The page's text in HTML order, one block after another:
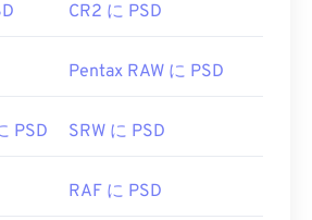
CR2 に PSD
Pentax RAW に PSD
PSD SRW に PSD
RAF に PSD